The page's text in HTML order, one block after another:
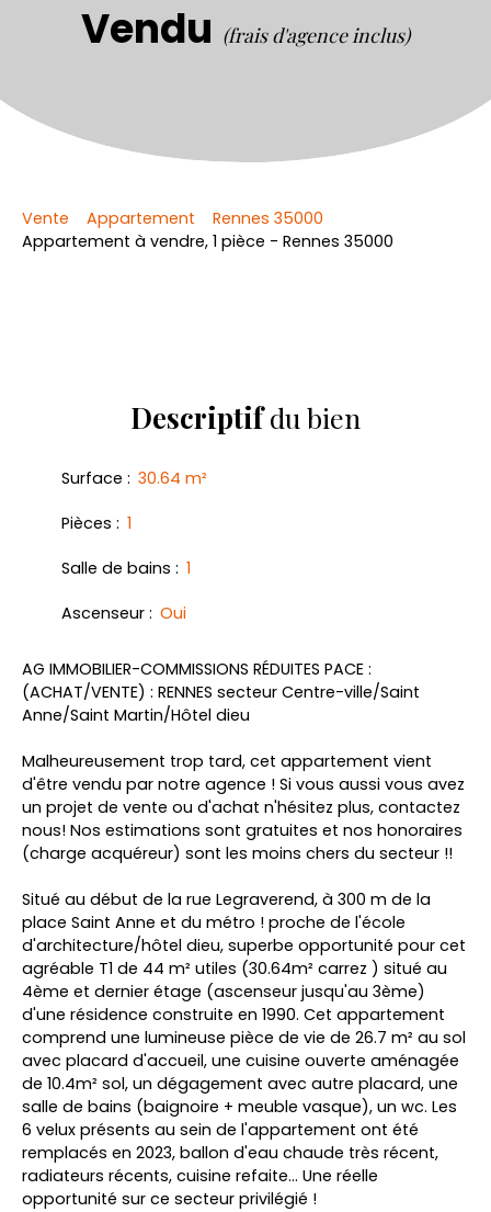
Vendu (frais d'agence inclus)
Vente Appartement
Rennes 35000
Appartement à vendre, 1 pièce - Rennes 35000
Descriptifdu bien
Surface : 30.64 m²
Pièces : 1
Salle de bains : 1
Ascenseur : Oui
AG IMMOBILIER-COMMISSIONS RÉDUITES PACE :
(ACHAT/VENTE) : RENNES secteur Centre-ville/Saint
Anne/Saint Martin/Hôtel dieu
Malheureusement trop tard, cet appartement vient
d'être vendu par notre agence ! Si vous aussi vous avez
un projet de vente ou d'achat n'hésitez plus, contactez
nous! Nos estimations sont gratuites et nos honoraires
(charge acquéreur) sont les moins chers du secteur !!
Situé au début de la rue Legraverend, à 300 m de la
place Saint Anne et du métro ! proche de l'école
d'architecture/hôtel dieu, superbe opportunité pour cet
agréable T1 de 44 m² utiles (30.64m² carrez ) situé au
4ème et dernier étage (ascenseur jusqu'au 3ème)
d'une résidence construite en 1990. Cet appartement
comprend une lumineuse pièce de vie de 26.7 m² au sol
avec placard d'accueil, une cuisine ouverte aménagée
de 10.4m² sol, un dégagement avec autre placard, une
salle de bains (baignoire + meuble vasque), un wc. Les
6 velux présents au sein de l'appartement ont été
remplacés en 2023, ballon d'eau chaude très récent,
radiateurs récents, cuisine refaite... Une réelle
opportunité sur ce secteur privilégié !